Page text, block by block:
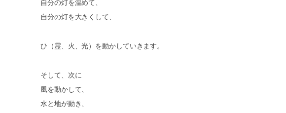
自分の灯を温めて、
自分の灯を大きくして、
ひ（霊、火、光）を動かしていきます。
そして、次に
風を動かして、
水と地が動き、